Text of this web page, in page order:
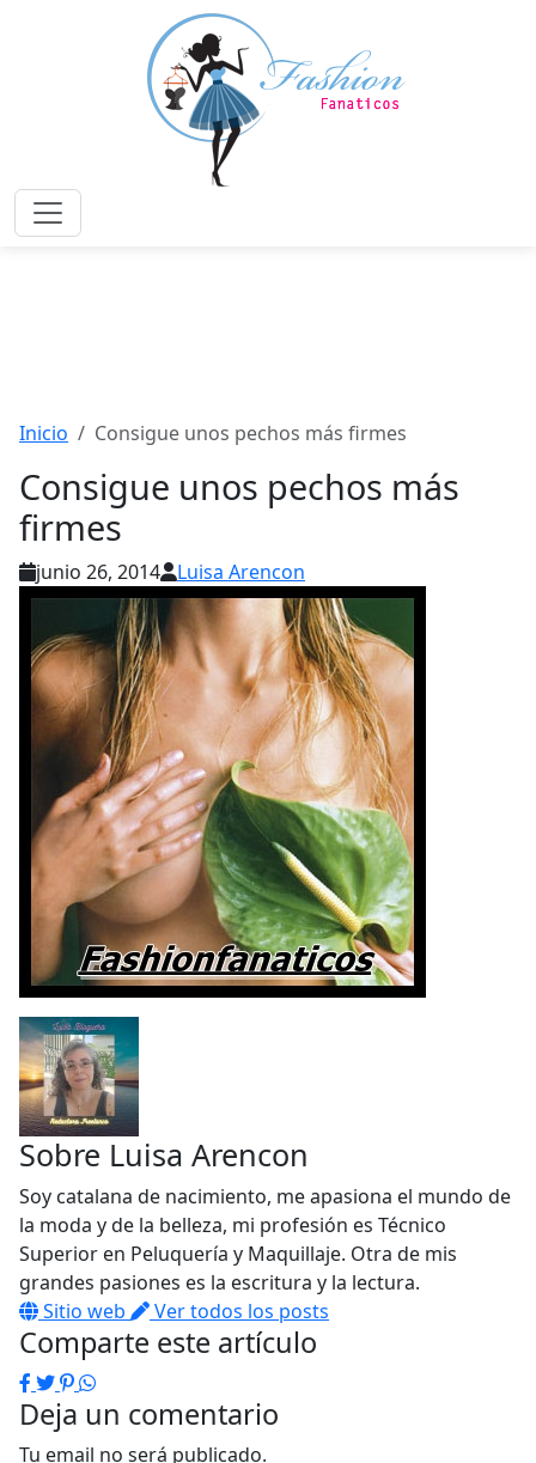
Menú
Inicio Consigue unos pechos más firmes
Consigue unos pechos más
firmes
junio 26, 2014 Luisa Arencon
Sobre Luisa Arencon
Soy catalana de nacimiento, me apasiona el mundo de
la moda y de la belleza, mi profesión es Técnico
Superior en Peluquería y Maquillaje. Otra de mis
grandes pasiones es la escritura y la lectura.
Sitio web
Ver todos los posts
Comparte este artículo
Facebook
Twitter
Pinterest
WhatsApp
Deja un comentario
Tu email no será publicado.